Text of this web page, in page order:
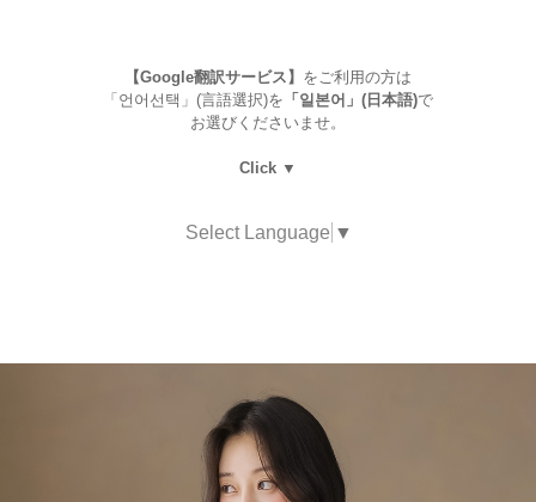
【Google翻訳サービス】 をご利用の方は
「언어선택」(言語選択)を 「일본어」(日本語)で
お選びくださいませ。
Click ▼
Select Language ▼